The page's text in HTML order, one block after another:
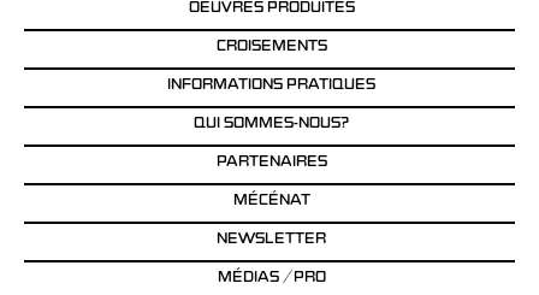
OEUVRES PRODUITES
CROISEMENTS
INFORMATIONS PRATIQUES
QUI SOMMES-NOUS?
PARTENAIRES
MÉCÉNAT
NEWSLETTER
MÉDIAS / PRO